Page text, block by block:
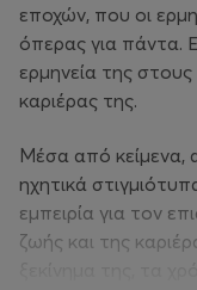
εποχών, που οι
όπερας για πάντα.
ερμηνεία της
καριέρας της.
Μέσα από κείμενα,
ηχητικά
εμπειρία για τον
ζωής και της